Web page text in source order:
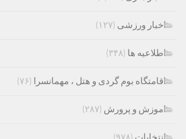
اخبار ورزشی (۱۲۷)
اطلاعیه ها (۳۴۸)
اقامتگاه بوم گردی و هتل ، مهمانسرا (۷۶)
اموزش و پرورش (۲۸۷)